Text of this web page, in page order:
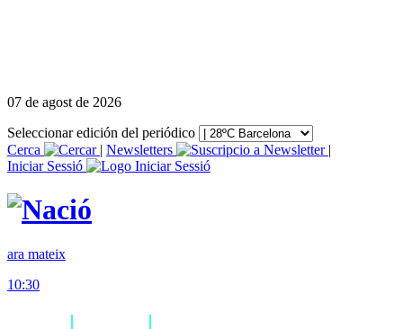
07 de agost de 2026
Seleccionar edición del periódico
Cerca
| Newsletters
|
Iniciar Sessió
ara mateix
10:30